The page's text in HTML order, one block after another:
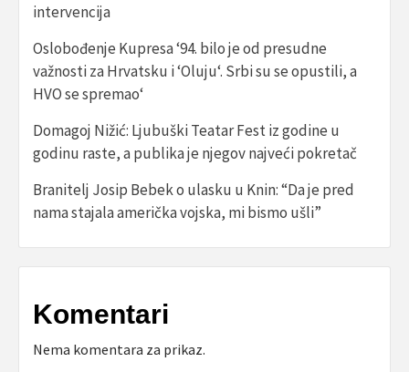
intervencija
Oslobođenje Kupresa ‘94. bilo je od presudne
važnosti za Hrvatsku i ‘Oluju‘. Srbi su se opustili, a
HVO se spremao‘
Domagoj Nižić: Ljubuški Teatar Fest iz godine u
godinu raste, a publika je njegov najveći pokretač
Branitelj Josip Bebek o ulasku u Knin: “Da je pred
nama stajala američka vojska, mi bismo ušli”
Komentari
Nema komentara za prikaz.